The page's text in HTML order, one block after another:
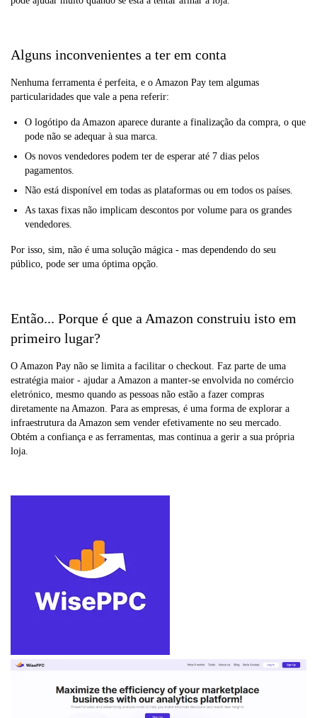
Alguns inconvenientes a ter em conta
Nenhuma ferramenta é perfeita, e o Amazon Pay tem algumas
particularidades que vale a pena referir:
O logótipo da Amazon aparece durante a finalização da compra, o que
pode não se adequar à sua marca.
Os novos vendedores podem ter de esperar até 7 dias pelos
pagamentos.
Não está disponível em todas as plataformas ou em todos os países.
As taxas fixas não implicam descontos por volume para os grandes
vendedores.
Por isso, sim, não é uma solução mágica - mas dependendo do seu
público, pode ser uma óptima opção.
Então... Porque é que a Amazon construiu isto em
primeiro lugar?
O Amazon Pay não se limita a facilitar o checkout. Faz parte de uma
estratégia maior - ajudar a Amazon a manter-se envolvida no comércio
eletrónico, mesmo quando as pessoas não estão a fazer compras
diretamente na Amazon. Para as empresas, é uma forma de explorar a
infraestrutura da Amazon sem vender efetivamente no seu mercado.
Obtém a confiança e as ferramentas, mas continua a gerir a sua própria
loja.